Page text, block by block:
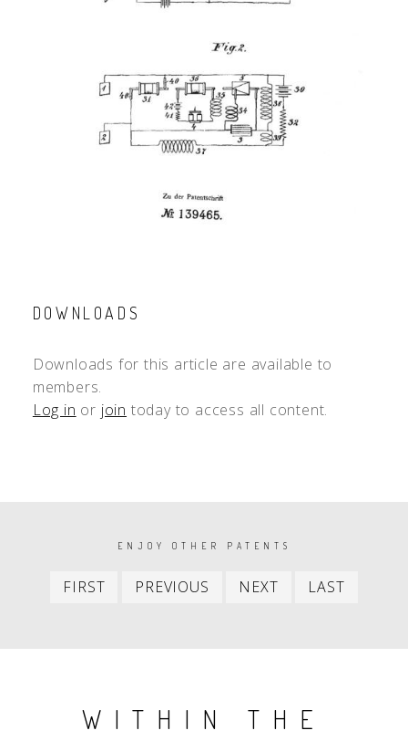
DOWNLOADS
Downloads for this article are available to
members.
Log in or join today to access all content.
PAGINATIONENJOY OTHER PATENTS
FIRST
First
PREVIOUS
Previous
NEXT
Next
LAST
WITHIN THE